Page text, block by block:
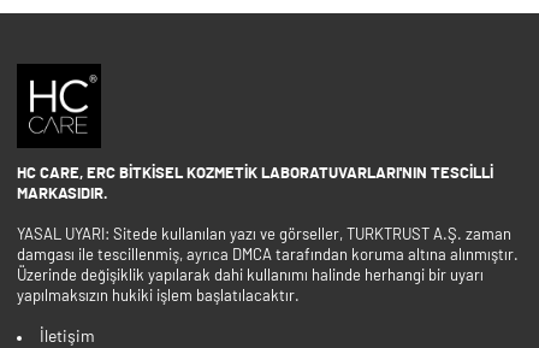
HC CARE, ERC BITKISEL KOZMETIK LABORATUVARLARI'NIN TESCILLI
MARKASIDIR.
YASAL UYARI: Sitede kullanılan yazı ve görseller, TURKTRUST A.Ş. zaman
damgası ile tescillenmiş, ayrıca DMCA tarafından koruma altına alınmıştır.
Üzerinde değişiklik yapılarak dahi kullanımı halinde herhangi bir uyarı
yapılmaksızın hukiki işlem başlatılacaktır.
İletişim